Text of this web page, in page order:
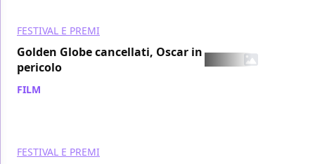
FESTIVAL E PREMI
Golden Globe cancellati, Oscar in
pericolo
FILM
FESTIVAL E PREMI